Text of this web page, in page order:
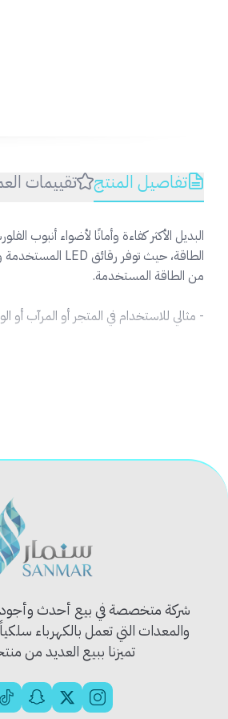
تفاصيل المنتج تقييمات
البديل الأكثر كفاءة وأمانًا لأضواء
من الطاقة المستخدمة.
- مثالي للاستخدام في المتجر أو المرآب أو
- سهولة وسرعة تركيب مصباح الأنبوب لا
شركة متخصصة في بيع أحدث وأجود
والمعدات التي تعمل بالكهرباء
تميزنا ببيع العديد من